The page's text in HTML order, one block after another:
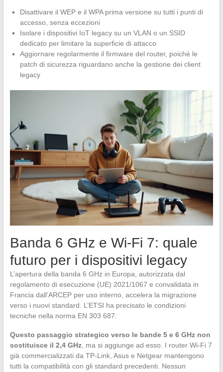
Disattivare il WEP e il WPA prima versione su tutti i punti di
accesso, senza eccezioni
Isolare i dispositivi IoT legacy su un VLAN o un SSID
dedicato per limitare la superficie di attacco
Aggiornare regolarmente il firmware del router, poiché le
patch di sicurezza riguardano anche la gestione dei client
legacy
Banda 6 GHz e Wi-Fi 7: quale
futuro per i dispositivi legacy
L’apertura della banda 6 GHz in Europa, autorizzata dal
regolamento di esecuzione (UE) 2021/1067 e convalidata in
Francia dall’ARCEP per uso interno, accelera la migrazione
verso i nuovi standard. L’ETSI ha precisato le condizioni
tecniche nella norma EN 303 687.
Questo passaggio strategico verso le bande 5 e 6 GHz non
sostituisce il 2,4 GHz, ma si aggiunge ad esso. I router Wi-Fi 7
già commercializzati da TP-Link, Asus e Netgear mantengono
tutti la compatibilità con gli standard precedenti. Nessun